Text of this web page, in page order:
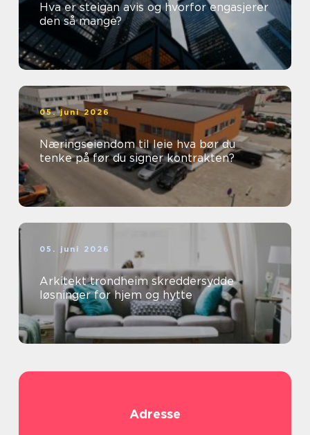
Hva er steigan avis og hvorfor engasjerer
den så mange?
05. juni 2026
Næringseiendom til leie hva bør du
tenke på før du signer kontrakten?
05. juni 2026
Arkitekt trondheim skreddersydde
løsninger for hjem og hytte
Adresse